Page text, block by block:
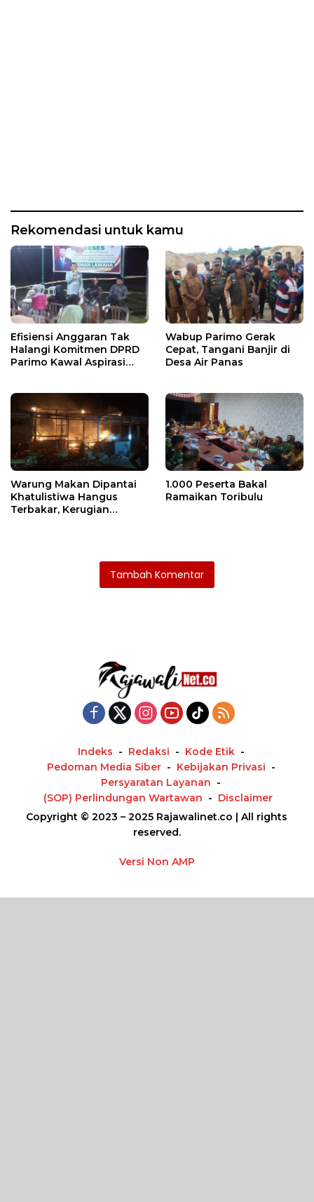
Rekomendasi untuk kamu
Efisiensi Anggaran Tak
Halangi Komitmen DPRD
Parimo Kawal Aspirasi
Wabup Parimo Gerak
Cepat, Tangani Banjir di
Desa Air Panas
Warung Makan Dipantai
Khatulistiwa Hangus
Terbakar, Kerugian
1.000 Peserta Bakal
Ramaikan Toribulu
Tambah Komentar
Indeks Redaksi
Kode Etik
Pedoman Media Siber
Kebijakan Privasi
Persyaratan Layanan
(SOP) Perlindungan Wartawan
Disclaimer
Copyright © 2023 – 2025 Rajawalinet.co | All rights
reserved.
Versi Non AMP